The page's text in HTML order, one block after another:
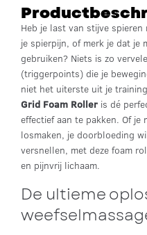
Heb je last van stijve
je spierpijn, of merk je dat je
gebruiken? Niets is zo
(triggerpoints) die je
niet het uiterste uit je
Grid Foam Roller is dé
effectief aan te pakken. Of
losmaken, je doorbloeding
versnellen, met deze foam
en pijnvrij lichaam.
De ultieme